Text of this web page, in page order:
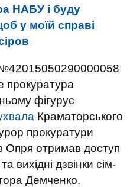
НАБУ і буду
у моїй справі
прокуратура
фігурує
Краматорського
прокуратури
Опря отримав доступ
вихідні дзвінки сім-
Демченко.